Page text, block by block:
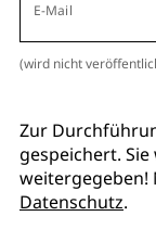
E-Mail
(wird nicht
Zur
gespeichert.
weitergegeben!
Datenschutz.